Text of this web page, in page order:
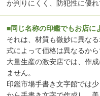
か判りにくく、防犯性に優
■同じ名称の印鑑でもお店に
それは、材質も微妙に異な
式によって価格は異なるから
大量生産の激安店では、作
ません。
印鑑市場手書き文字館では